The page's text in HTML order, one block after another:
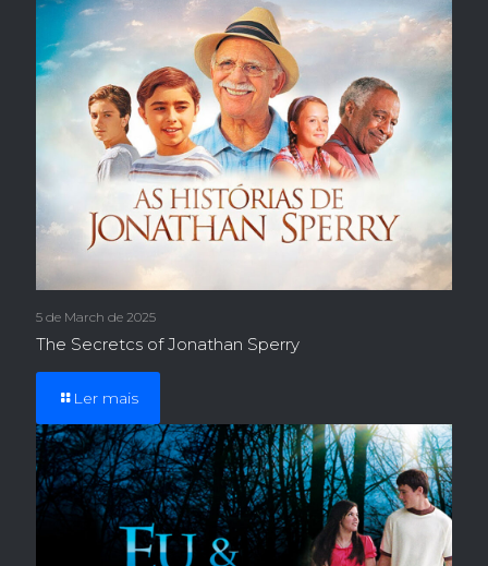
5 de March de 2025
The Secretcs of Jonathan Sperry
Ler mais